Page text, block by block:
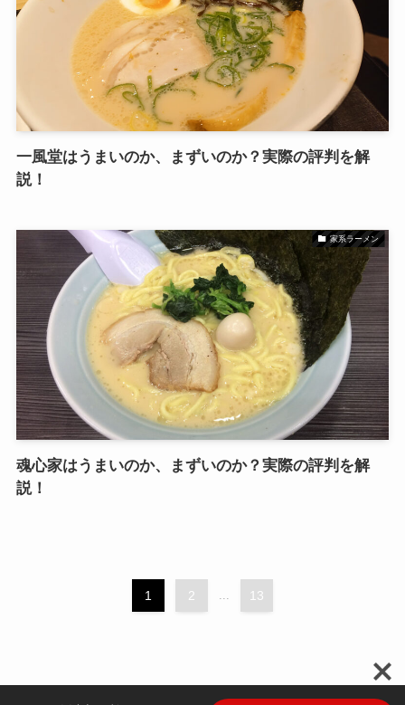
一風堂はうまいのか、まずいのか？実際の評判を解
説！
家系ラーメン
魂心家はうまいのか、まずいのか？実際の評判を解
説！
1 2 13